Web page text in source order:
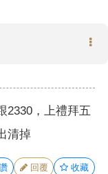
2330，上禮拜五
清掉
回覆 收藏